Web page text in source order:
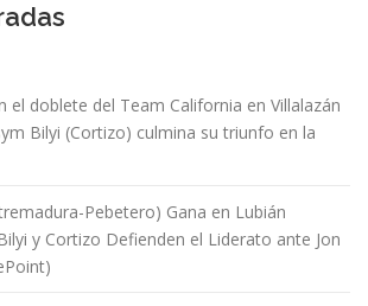
el doblete del Team California en Villalazán
Bilyi (Cortizo) culmina su triunfo en la
Pebetero) Gana en Lubián
y Cortizo Defienden el Liderato ante Jon